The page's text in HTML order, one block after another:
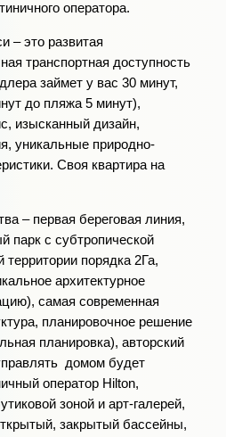
оператора.
– это развитая
транспортная доступность
займет у вас 30 минут,
до пляжа 5 минут),
изысканный дизайн,
уникальные природно-
Своя квартира на
– первая береговая линия,
парк с субтропической
порядка 2Га,
архитектурное
самая современная
планировочное решение
планировка), авторский
домом будет
оператор Hilton,
зоной и арт-галерей,
закрытый бассейны,